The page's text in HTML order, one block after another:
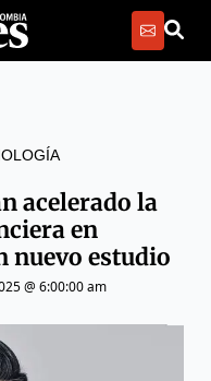
acelerado la
en
nuevo estudio
@ 6:00:00 am